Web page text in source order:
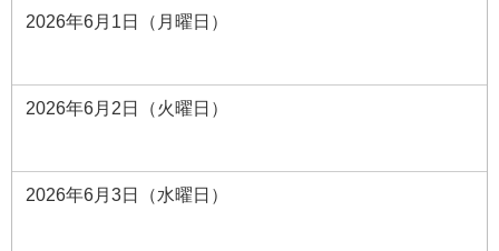
2026年6月1日（月曜日）
2026年6月2日（火曜日）
2026年6月3日（水曜日）